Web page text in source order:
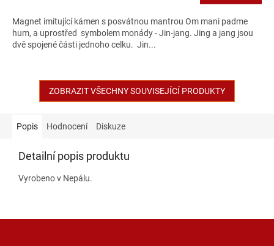
Magnet imitující kámen s posvátnou mantrou Om mani padme
hum, a uprostřed symbolem monády - Jin-jang. Jing a jang jsou
dvě spojené části jednoho celku. Jin...
ZOBRAZIT VŠECHNY SOUVISEJÍCÍ PRODUKTY
Popis Hodnocení Diskuze
Detailní popis produktu
Vyrobeno v Nepálu.